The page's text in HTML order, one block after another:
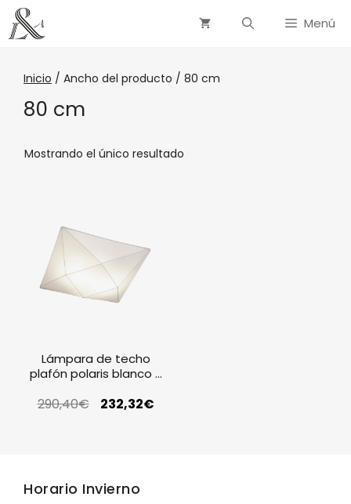
Menú
Inicio / Ancho del producto / 80 cm
80 cm
Mostrando el único resultado
Lámpara de techo
plafón polaris blanco y
290,40€ 232,32€
Horario Invierno